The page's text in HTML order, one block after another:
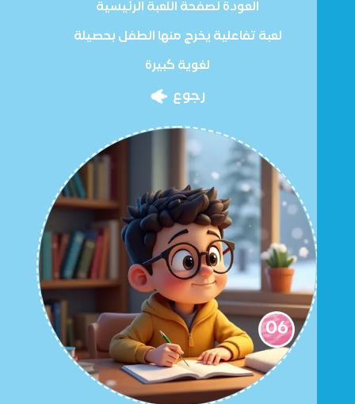
العودة لصفحة اللعبة الرئيسية
لعبة تفاعلية يخرج منها الطفل بحصيلة
لغوية كبيرة
رجوع
06